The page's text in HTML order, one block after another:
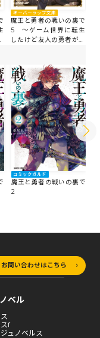
オーバーラップ文庫
魔王と勇者の戦いの裏で
5 ～ゲーム世界に転生
したけど友人の勇者が魔
衛戦）が俺のお仕事です
～
コミックガルド
魔王と勇者の戦いの裏で
2
お問い合わせはこちら
ベル
f
ュノベルス